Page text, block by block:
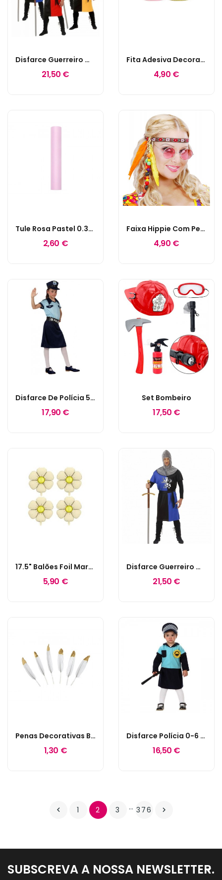
Disfarce Guerreiro Medieval L
21,50 €
Fita Adesiva Decorativa Mix Rosa
4,90 €
Tule Rosa Pastel 0.30m X 9m
2,60 €
Faixa Hippie Com Penas E Missangas
4,90 €
Disfarce De Polícia 5-6 Anos
17,90 €
Set Bombeiro
17,50 €
17.5" Balões Foil Margaridas Nude
5,90 €
Disfarce Guerreiro Medieval S
21,50 €
Penas Decorativas Brancas E Douradas
1,30 €
Disfarce Polícia 0-6 Meses
16,50 €
 1 2 3 … 376 
SUBSCREVA A NOSSA NEWSLETTER.
keyboard_arrow_down